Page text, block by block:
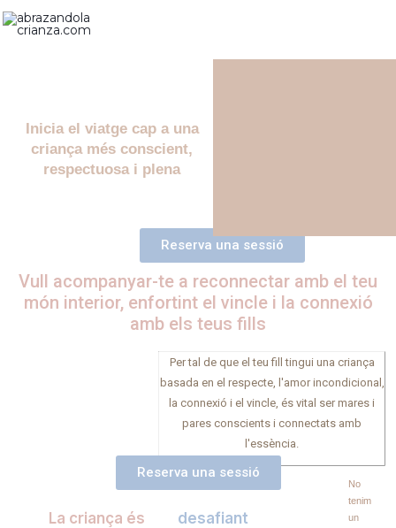
Vés
Inicia el viatge cap a una
criança més conscient,
respectuosa i plena
Reserva una sessió
Vull acompanyar-te a reconnectar amb el teu
món interior, enfortint el vincle i la connexió
amb els teus fills
Per tal de que el teu fill tingui una criança
basada en el respecte, l'amor incondicional,
la connexió i el vincle, és vital ser mares i
pares conscients i connectats amb
l'essència.
Reserva una sessió
La criança és desafiant
No
tenim
un